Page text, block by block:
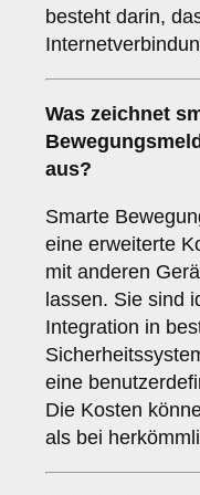
besteht darin,
Was zeichnet
aus?
Smarte
eine erweiterte
mit anderen
lassen. Sie sind
Integration in
eine
Die Kosten
als bei